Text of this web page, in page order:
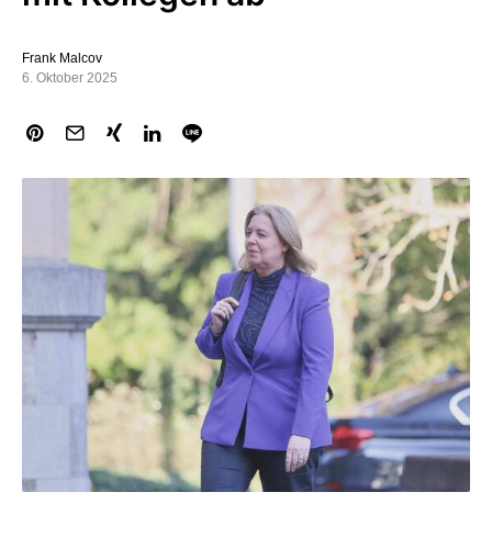
Frank Malcov
6. Oktober 2025